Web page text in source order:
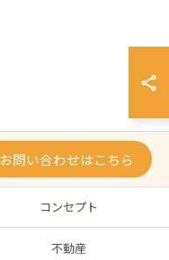
お問い合わせはこちら
コンセプト
不動産